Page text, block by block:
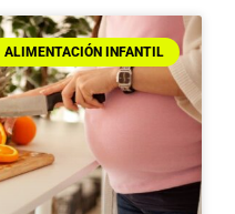
ALIMENTACIÓN INFANTIL